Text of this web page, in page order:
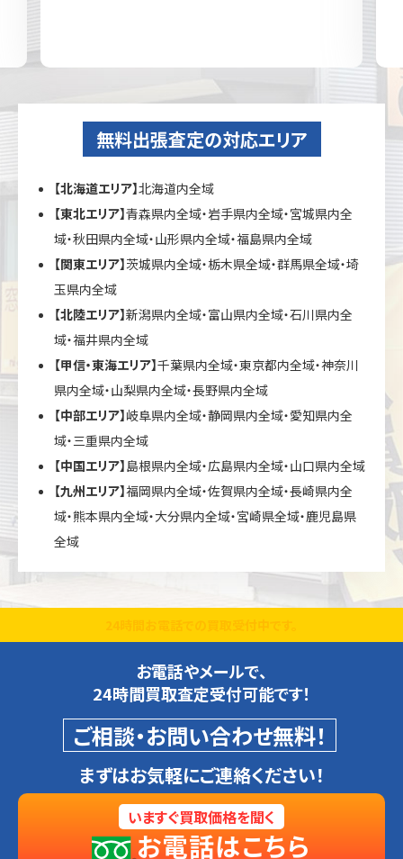
無料出張査定の対応エリア
【北海道エリア】北海道内全域
【東北エリア】青森県内全域・岩手県内全域・宮城県内全
域・秋田県内全域・山形県内全域・福島県内全域
【関東エリア】茨城県内全域・栃木県全域・群馬県全域・埼
玉県内全域
【北陸エリア】新潟県内全域・富山県内全域・石川県内全
域・福井県内全域
【甲信・東海エリア】千葉県内全域・東京都内全域・神奈川
県内全域・山梨県内全域・長野県内全域
【中部エリア】岐阜県内全域・静岡県内全域・愛知県内全
域・三重県内全域
【中国エリア】島根県内全域・広島県内全域・山口県内全域
【九州エリア】福岡県内全域・佐賀県内全域・長崎県内全
域・熊本県内全域・大分県内全域・宮崎県全域・鹿児島県
全域
お電話やメールで、
24時間買取査定受付可能です！
ご相談・お問い合わせ無料！
まずはお気軽にご連絡ください！
いますぐ買取価格を聞く
お電話はこちら